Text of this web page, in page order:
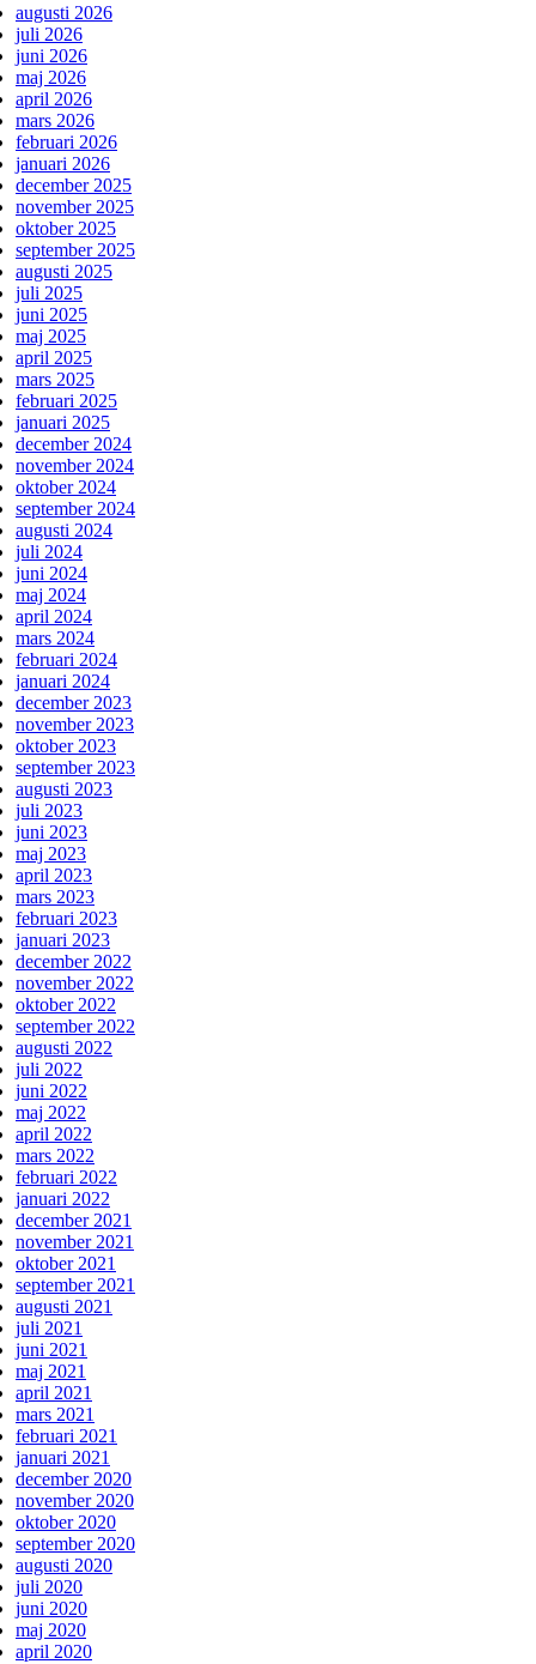
augusti 2026
juli 2026
juni 2026
maj 2026
april 2026
mars 2026
februari 2026
januari 2026
december 2025
november 2025
oktober 2025
september 2025
augusti 2025
juli 2025
juni 2025
maj 2025
april 2025
mars 2025
februari 2025
januari 2025
december 2024
november 2024
oktober 2024
september 2024
augusti 2024
juli 2024
juni 2024
maj 2024
april 2024
mars 2024
februari 2024
januari 2024
december 2023
november 2023
oktober 2023
september 2023
augusti 2023
juli 2023
juni 2023
maj 2023
april 2023
mars 2023
februari 2023
januari 2023
december 2022
november 2022
oktober 2022
september 2022
augusti 2022
juli 2022
juni 2022
maj 2022
april 2022
mars 2022
februari 2022
januari 2022
december 2021
november 2021
oktober 2021
september 2021
augusti 2021
juli 2021
juni 2021
maj 2021
april 2021
mars 2021
februari 2021
januari 2021
december 2020
november 2020
oktober 2020
september 2020
augusti 2020
juli 2020
juni 2020
maj 2020
april 2020